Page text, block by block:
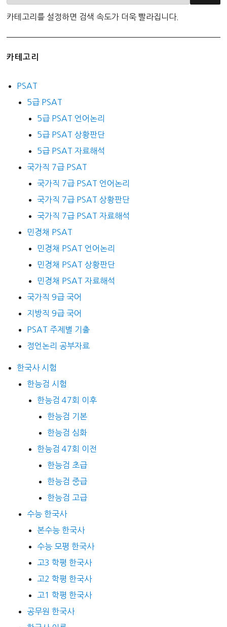
카테고리를 설정하면 검색 속도가 더욱 빨라집니다.
카테고리
PSAT
5급 PSAT
5급 PSAT 언어논리
5급 PSAT 상황판단
5급 PSAT 자료해석
국가직 7급 PSAT
국가직 7급 PSAT 언어논리
국가직 7급 PSAT 상황판단
국가직 7급 PSAT 자료해석
민경채 PSAT
민경채 PSAT 언어논리
민경채 PSAT 상황판단
민경채 PSAT 자료해석
국가직 9급 국어
지방직 9급 국어
PSAT 주제별 기출
정언논리 공부자료
한국사 시험
한능검 시험
한능검 47회 이후
한능검 기본
한능검 심화
한능검 47회 이전
한능검 초급
한능검 중급
한능검 고급
수능 한국사
본수능 한국사
수능 모평 한국사
고3 학평 한국사
고2 학평 한국사
고1 학평 한국사
공무원 한국사